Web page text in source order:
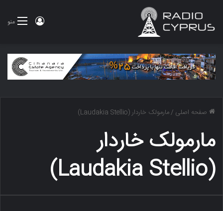
منو ورود
صفحه اصلی /مارمولک خاردار (Laudakia Stellio)
مارمولک خاردار
(Laudakia Stellio)